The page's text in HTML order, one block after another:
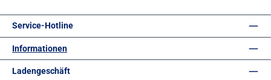
Service-Hotline
Informationen
Ladengeschäft